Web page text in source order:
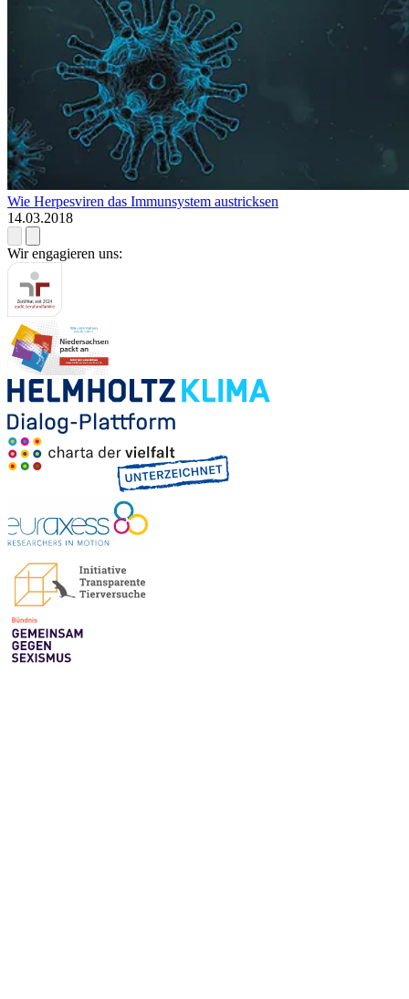
Wie Herpesviren das Immunsystem austricksen
14.03.2018
Wir engagieren uns: